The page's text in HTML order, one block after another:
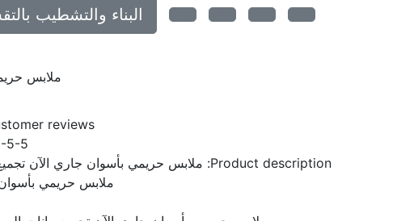
البناء والتشطيب
ملابس
reviews
5-5
Product description: ملابس حريمي بأسوان جاري الآن
ملابس حريمي